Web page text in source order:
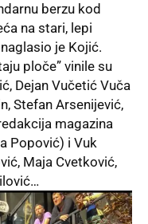
berzu kod
na stari, lepi
je Kojić.
ploče” vinile su
Dejan Vučetić Vuča
Stefan Arsenijević,
magazina
Popović) i Vuk
Maja Cvetković,